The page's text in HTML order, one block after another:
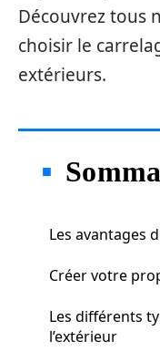
Découvrez tous
choisir le
extérieurs.
Les avantages
Créer votre
Les différents
l’extérieur